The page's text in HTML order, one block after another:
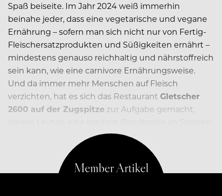
Spaß beiseite. Im Jahr 2024 weiß immerhin
beinahe jeder, dass eine vegetarische und vegane
Ernährung – sofern man sich nicht nur von Fertig-
Fleischersatzprodukten und Süßigkeiten ernährt –
mindestens genauso reichhaltig und nährstoffreich
sein kann, wie eine carnivore Ernährungsweise.
Und da immer mehr Menschen auf Fleisch
verzichten, hat es sich das Restaurant Gletscher
2600 auf der Zugspitze zur Aufgabe gemacht,